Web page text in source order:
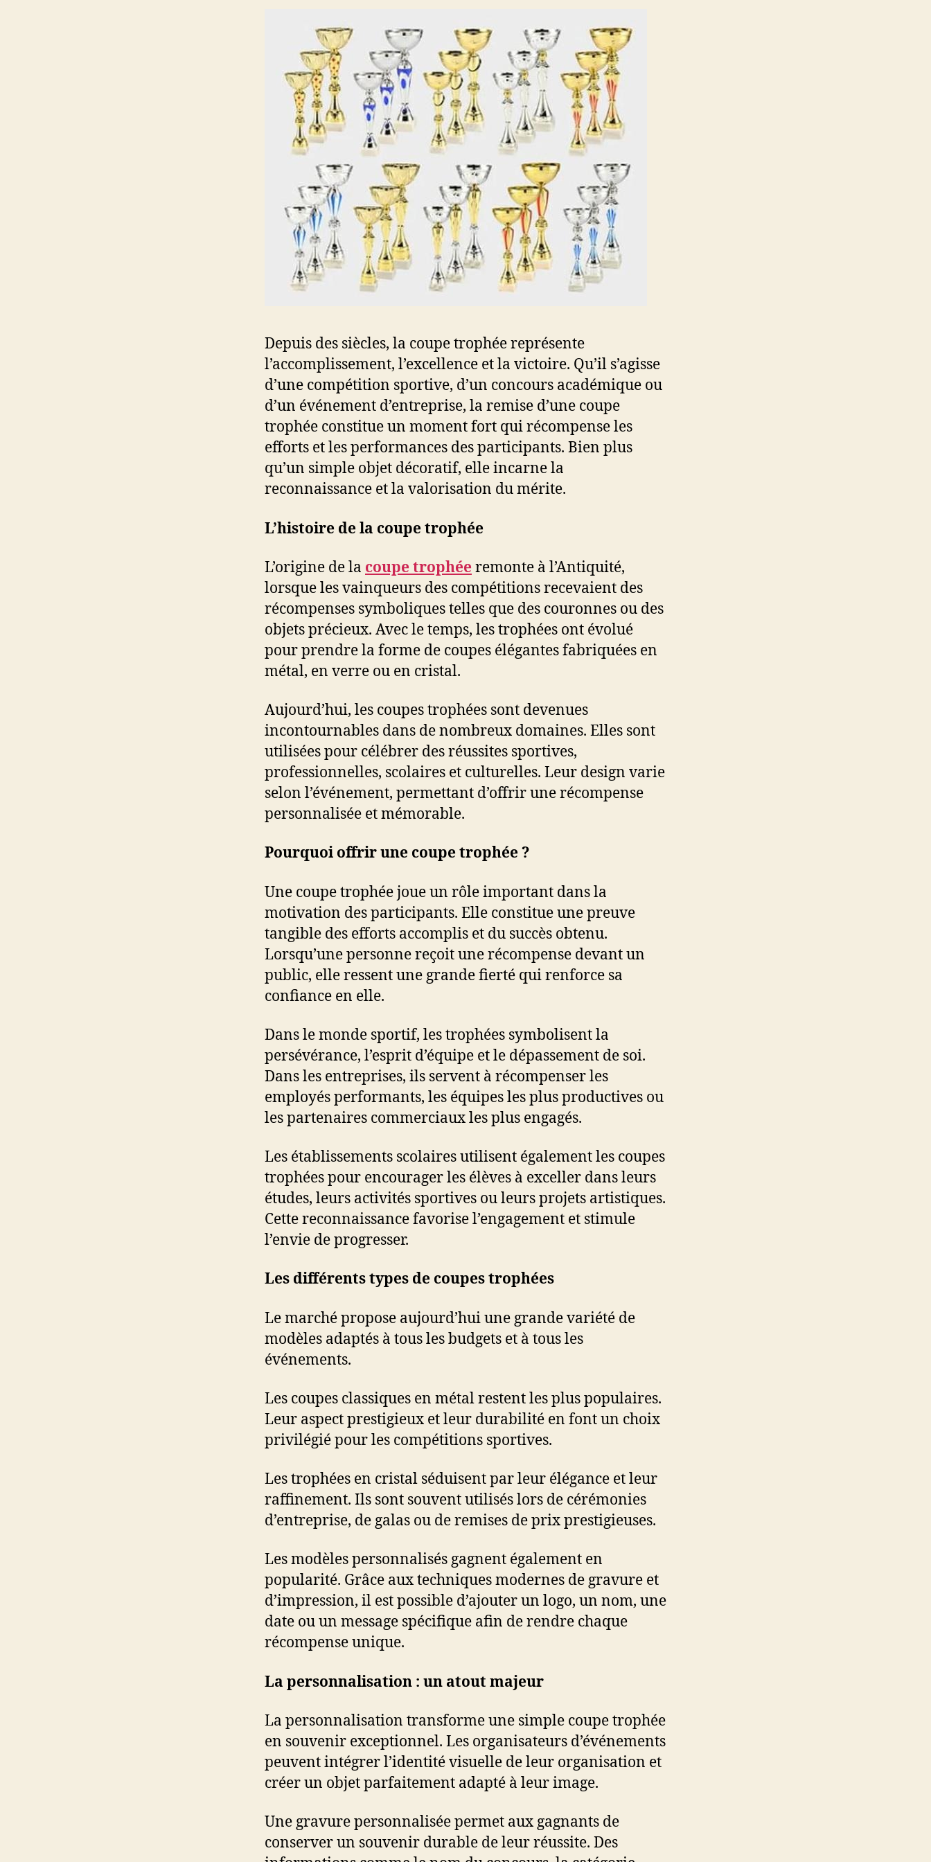
Depuis des siècles, la coupe trophée représente
l’accomplissement, l’excellence et la victoire. Qu’il s’agisse
d’une compétition sportive, d’un concours académique ou
d’un événement d’entreprise, la remise d’une coupe
trophée constitue un moment fort qui récompense les
efforts et les performances des participants. Bien plus
qu’un simple objet décoratif, elle incarne la
reconnaissance et la valorisation du mérite.
L’histoire de la coupe trophée
L’origine de la coupe trophée remonte à l’Antiquité,
lorsque les vainqueurs des compétitions recevaient des
récompenses symboliques telles que des couronnes ou des
objets précieux. Avec le temps, les trophées ont évolué
pour prendre la forme de coupes élégantes fabriquées en
métal, en verre ou en cristal.
Aujourd’hui, les coupes trophées sont devenues
incontournables dans de nombreux domaines. Elles sont
utilisées pour célébrer des réussites sportives,
professionnelles, scolaires et culturelles. Leur design varie
selon l’événement, permettant d’offrir une récompense
personnalisée et mémorable.
Pourquoi offrir une coupe trophée ?
Une coupe trophée joue un rôle important dans la
motivation des participants. Elle constitue une preuve
tangible des efforts accomplis et du succès obtenu.
Lorsqu’une personne reçoit une récompense devant un
public, elle ressent une grande fierté qui renforce sa
confiance en elle.
Dans le monde sportif, les trophées symbolisent la
persévérance, l’esprit d’équipe et le dépassement de soi.
Dans les entreprises, ils servent à récompenser les
employés performants, les équipes les plus productives ou
les partenaires commerciaux les plus engagés.
Les établissements scolaires utilisent également les coupes
trophées pour encourager les élèves à exceller dans leurs
études, leurs activités sportives ou leurs projets artistiques.
Cette reconnaissance favorise l’engagement et stimule
l’envie de progresser.
Les différents types de coupes trophées
Le marché propose aujourd’hui une grande variété de
modèles adaptés à tous les budgets et à tous les
événements.
Les coupes classiques en métal restent les plus populaires.
Leur aspect prestigieux et leur durabilité en font un choix
privilégié pour les compétitions sportives.
Les trophées en cristal séduisent par leur élégance et leur
raffinement. Ils sont souvent utilisés lors de cérémonies
d’entreprise, de galas ou de remises de prix prestigieuses.
Les modèles personnalisés gagnent également en
popularité. Grâce aux techniques modernes de gravure et
d’impression, il est possible d’ajouter un logo, un nom, une
date ou un message spécifique afin de rendre chaque
récompense unique.
La personnalisation : un atout majeur
La personnalisation transforme une simple coupe trophée
en souvenir exceptionnel. Les organisateurs d’événements
peuvent intégrer l’identité visuelle de leur organisation et
créer un objet parfaitement adapté à leur image.
Une gravure personnalisée permet aux gagnants de
conserver un souvenir durable de leur réussite. Des